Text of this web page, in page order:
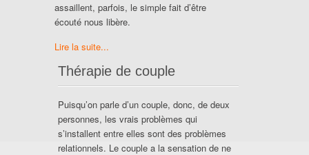
assaillent, parfois, le simple fait d’être
écouté nous libère.
Lire la suite...
Thérapie de couple
Puisqu’on parle d’un couple, donc, de deux
personnes, les vrais problèmes qui
s’installent entre elles sont des problèmes
relationnels. Le couple a la sensation de ne